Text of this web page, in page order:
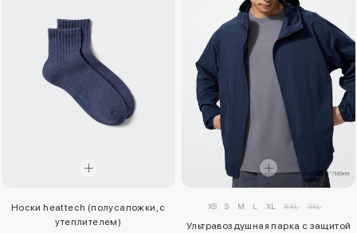
Носки heattech (полусапожки, с
утеплителем)
XS S M L XL XXL 3XL
Ультравоздушная парка с защитой